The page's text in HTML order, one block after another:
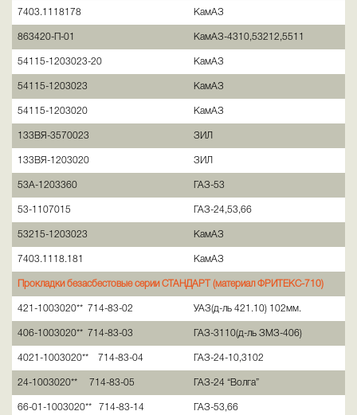
7403.1118178 КамАЗ
863420-П-01 КамАЗ-4310,53212,5511
54115-1203023-20 КамАЗ
54115-1203023 КамАЗ
54115-1203020 КамАЗ
133ВЯ-3570023 ЗИЛ
133ВЯ-1203020 ЗИЛ
53А-1203360 ГАЗ-53
53-1107015 ГАЗ-24,53,66
53215-1203023 КамАЗ
7403.1118.181 КамАЗ
Прокладки безасбестовые серии СТАНДАРТ (материал ФРИТЕКС-710)
421-1003020** 714-83-02 УАЗ(д-ль 421.10) 102мм.
406-1003020** 714-83-03 ГАЗ-3110(д-ль ЗМЗ-406)
4021-1003020** 714-83-04 ГАЗ-24-10,3102
24-1003020** 714-83-05 ГАЗ-24 “Волга”
66-01-1003020** 714-83-14 ГАЗ-53,66